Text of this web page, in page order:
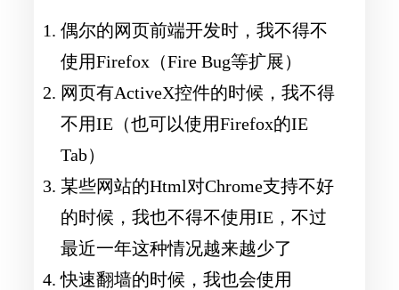
偶尔的网页前端开发时，我不得不
使用Firefox（Fire Bug等扩展）
网页有ActiveX控件的时候，我不得
不用IE（也可以使用Firefox的IE
Tab）
某些网站的Html对Chrome支持不好
的时候，我也不得不使用IE，不过
最近一年这种情况越来越少了
快速翻墙的时候，我也会使用